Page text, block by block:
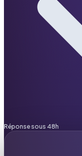
Réponse sous 48h